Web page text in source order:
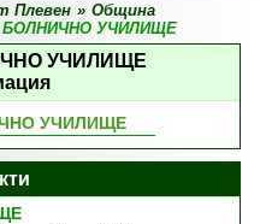
Плевен » Община
БОЛНИЧНО УЧИЛИЩЕ
УЧИЛИЩЕ
УЧИЛИЩЕ